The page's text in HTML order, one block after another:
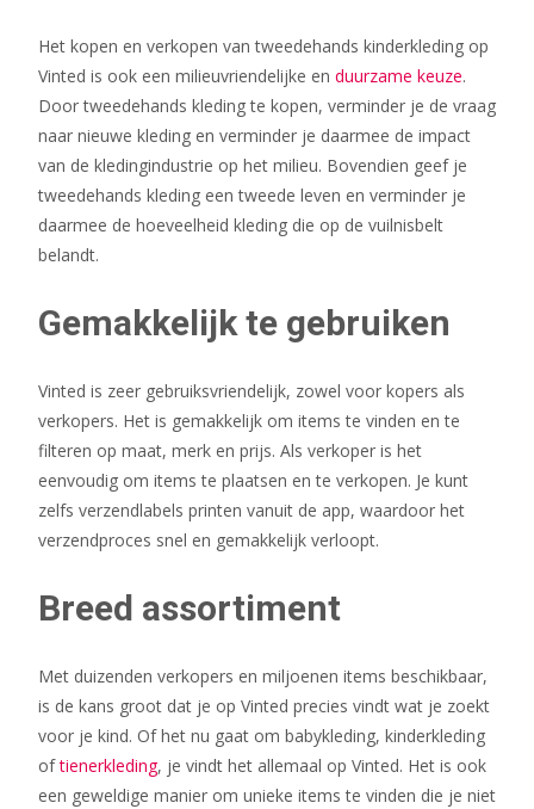
Het kopen en verkopen van tweedehands kinderkleding op
Vinted is ook een milieuvriendelijke en duurzame keuze.
Door tweedehands kleding te kopen, verminder je de vraag
naar nieuwe kleding en verminder je daarmee de impact
van de kledingindustrie op het milieu. Bovendien geef je
tweedehands kleding een tweede leven en verminder je
daarmee de hoeveelheid kleding die op de vuilnisbelt
belandt.
Gemakkelijk te gebruiken
Vinted is zeer gebruiksvriendelijk, zowel voor kopers als
verkopers. Het is gemakkelijk om items te vinden en te
filteren op maat, merk en prijs. Als verkoper is het
eenvoudig om items te plaatsen en te verkopen. Je kunt
zelfs verzendlabels printen vanuit de app, waardoor het
verzendproces snel en gemakkelijk verloopt.
Breed assortiment
Met duizenden verkopers en miljoenen items beschikbaar,
is de kans groot dat je op Vinted precies vindt wat je zoekt
voor je kind. Of het nu gaat om babykleding, kinderkleding
oftienerkleding, je vindt het allemaal op Vinted. Het is ook
een geweldige manier om unieke items te vinden die je niet